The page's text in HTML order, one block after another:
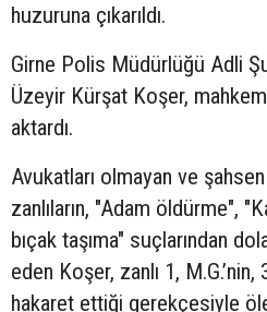
huzuruna çıkarıldı.
Girne Polis Müdürlüğü Adli
Üzeyir Kürşat Koşer,
aktardı.
Avukatları olmayan ve
zanlıların, "Adam öldürme",
bıçak taşıma" suçlarından
eden Koşer, zanlı 1,
hakaret ettiği gerekçesiyle